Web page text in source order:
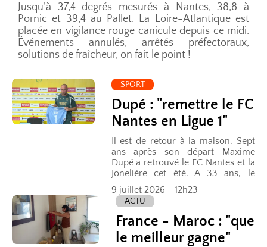
Jusqu’à 37,4 degrés mesurés à Nantes, 38,8 à
Pornic et 39,4 au Pallet. La Loire-Atlantique est
placée en vigilance rouge canicule depuis ce midi.
Événements annulés, arrêtés préfectoraux,
solutions de fraîcheur, on fait le point !
SPORT
Dupé : "remettre le FC
Nantes en Ligue 1"
Il est de retour à la maison. Sept
ans après son départ Maxime
Dupé a retrouvé le FC Nantes et la
Jonelière cet été. A 33 ans, le
gardien n’a pas hésité à relever le
défi malgré la relégation des...
9 juillet 2026 - 12h23
ACTU
France - Maroc : "que
le meilleur gagne"